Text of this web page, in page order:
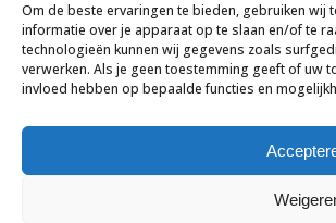
Om de beste ervaringen te bieden, gebruiken wij
informatie over je apparaat op te slaan en/of te
technologieën kunnen wij gegevens zoals
verwerken. Als je geen toestemming geeft of uw
invloed hebben op bepaalde functies en